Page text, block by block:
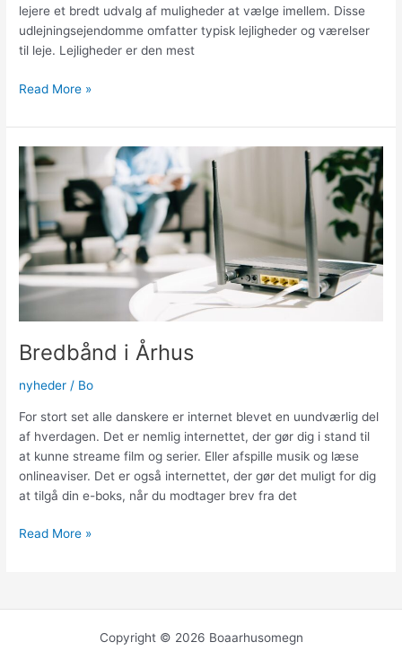
lejere et bredt udvalg af muligheder at vælge imellem. Disse
udlejningsejendomme omfatter typisk lejligheder og værelser
til leje. Lejligheder er den mest
Lejeboliger
Aarhus
og
omegn
Read More »
Bredbånd i Århus
nyheder / Bo
For stort set alle danskere er internet blevet en uundværlig del
af hverdagen. Det er nemlig internettet, der gør dig i stand til
at kunne streame film og serier. Eller afspille musik og læse
onlineaviser. Det er også internettet, der gør det muligt for dig
at tilgå din e-boks, når du modtager brev fra det
Bredbånd
Read More »
Copyright © 2026 Boaarhusomegn